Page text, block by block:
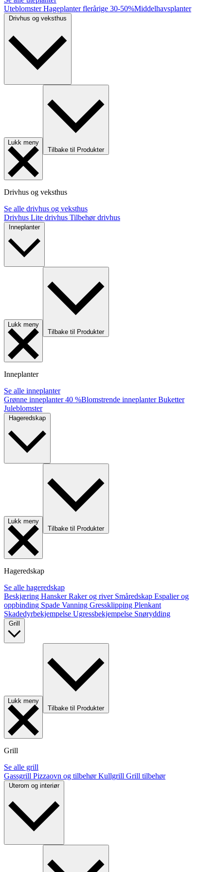
UteblomsterHageplanter flerårige 30-50%Middelhavsplanter
Lukk meny
Tilbake til Produkter
Drivhus og veksthus
Se alle drivhus og veksthus
Drivhus Lite drivhus Tilbehør drivhus
Inneplanter
Lukk meny
Tilbake til Produkter
Inneplanter
Se alle inneplanter
Grønne inneplanter40 %Blomstrende inneplanterBuketter
Juleblomster
Lukk meny
Tilbake til Produkter
Hageredskap
Se alle hageredskap
Beskjæring HanskerRaker og river Småredskap Espalier og
oppbinding Spade Vanning Gressklipping Plenkant
Skadedyrbekjempelse Ugressbekjempelse Snørydding
Lukk meny
Tilbake til Produkter
Grill
Se alle grill
Gassgrill Pizzaovn og tilbehørKullgrill Grill tilbehør
Uterom og interiør